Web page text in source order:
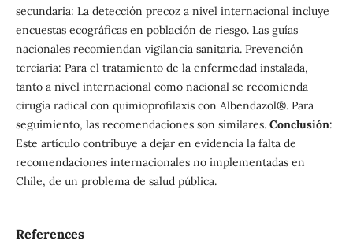
secundaria: La detección precoz a nivel internacional incluye
encuestas ecográficas en población de riesgo. Las guías
nacionales recomiendan vigilancia sanitaria. Prevención
terciaria: Para el tratamiento de la enfermedad instalada,
tanto a nivel internacional como nacional se recomienda
cirugía radical con quimioprofilaxis con Albendazol®. Para
seguimiento, las recomendaciones son similares. Conclusión:
Este artículo contribuye a dejar en evidencia la falta de
recomendaciones internacionales no implementadas en
Chile, de un problema de salud pública.
References